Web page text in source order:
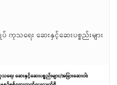
ကုသရေး ဆေးနှင့်ဆေးပစ္စည်းများ